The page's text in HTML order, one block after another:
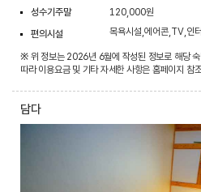
성수기주말
120,000원
편의시설
목욕시설,에어콘,TV,인
※ 위 정보는 2026년 6월에 작성된 정보로 해당 숙
따라 이용요금 및 기타 자세한 사항은 홈페이지 참
담다